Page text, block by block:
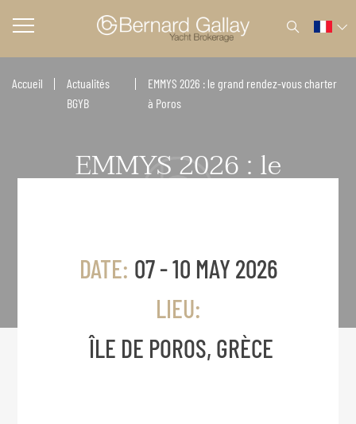
Accueil
Actualités
BGYB
EMMYS 2026 : le grand rendez-vous charter
à Poros
EMMYS 2026 : le
grand rendez-vous
DATE: 07 - 10 MAY 2026
LIEU:
ÎLE DE POROS, GRÈCE